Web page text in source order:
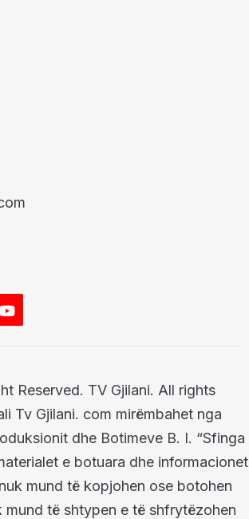
Reserved. TV Gjilani. All rights
Tv Gjilani. com mirëmbahet nga
dhe Botimeve B. I. “Sfinga
e botuara dhe informacionet
mund të kopjohen ose botohen
mund të shtypen e të shfrytëzohen